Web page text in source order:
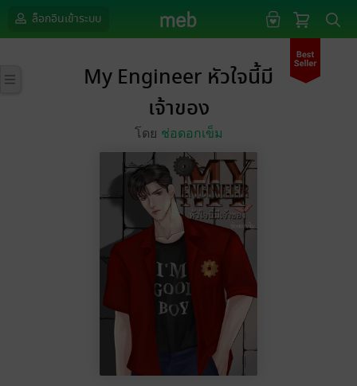
ล็อกอินเข้าระบบ
My Engineer หัวใจนี้มี
เจ้าของ
โดย ช่อดอกเข็ม